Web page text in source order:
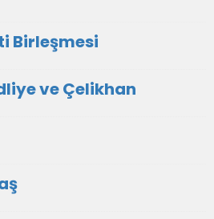
Birleşmesi
ve Çelikhan